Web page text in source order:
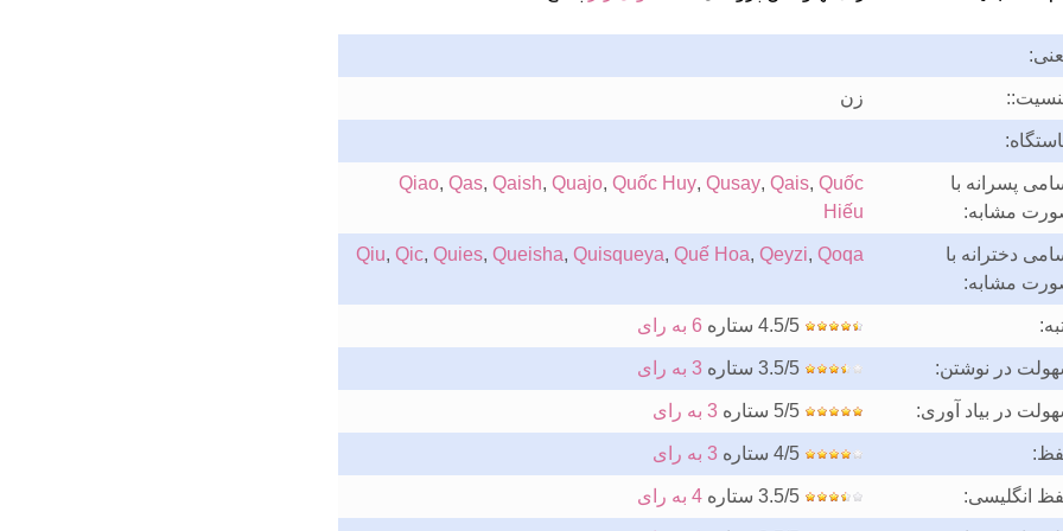
زن
پسرانه با
مشابه:
Qiao, Qas, Qaish, Quajo, Quốc Huy, Qusay, Qais, Quốc
Hiếu
دخترانه با
مشابه:
Qiu, Qic, Quies, Queisha, Quisqueya, Quế Hoa, Qeyzi, Qoqa
4.5/5 ستاره 6 به رای
در نوشتن: 3.5/5 ستاره 3 به رای
در بیاد آوری: 5/5 ستاره 3 به رای
4/5 ستاره 3 به رای
انگلیسی: 3.5/5 ستاره 4 به رای